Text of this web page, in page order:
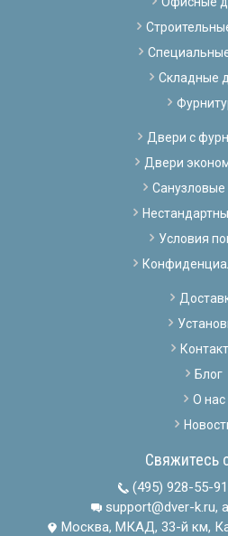
Складные
Двери с
Двери
Санузловые
Условия
Блог
О нас
Свяжитесь
(495) 928-55-91
support@dver-k.ru,
Москва, МКАД, 33-й км,